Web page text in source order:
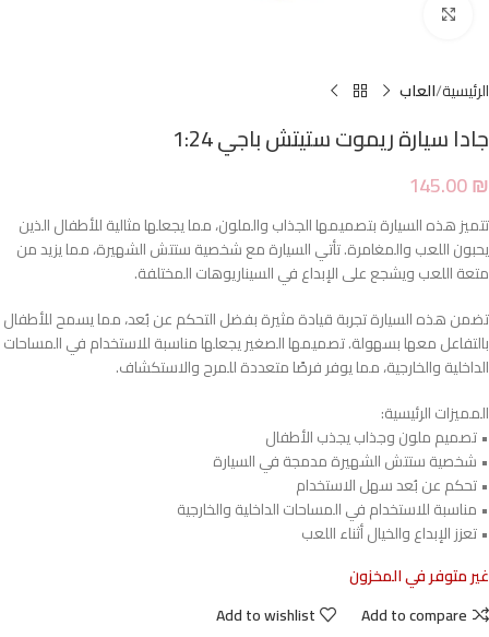
الرئيسية العاب
جادا سيارة ريموت ستيتش باجي 1:24
145.00₪
تتميز هذه السيارة بتصميمها الجذاب والملون، مما يجعلها مثالية للأطفال الذين
يحبون اللعب والمغامرة. تأتي السيارة مع شخصية ستتش الشهيرة، مما يزيد من
متعة اللعب ويشجع على الإبداع في السيناريوهات المختلفة.
تضمن هذه السيارة تجربة قيادة مثيرة بفضل التحكم عن بُعد، مما يسمح للأطفال
بالتفاعل معها بسهولة. تصميمها الصغير يجعلها مناسبة للاستخدام في المساحات
الداخلية والخارجية، مما يوفر فرصًا متعددة للمرح والاستكشاف.
المميزات الرئيسية:
• تصميم ملون وجذاب يجذب الأطفال
• شخصية ستتش الشهيرة مدمجة في السيارة
• تحكم عن بُعد سهل الاستخدام
• مناسبة للاستخدام في المساحات الداخلية والخارجية
• تعزز الإبداع والخيال أثناء اللعب
غير متوفر في المخزون
Add to compare
Add to wishlist